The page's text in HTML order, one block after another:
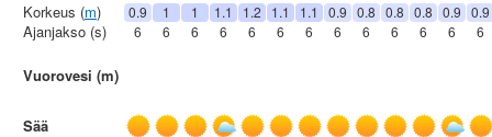
0.9 1 1 1.1 1.2 1.1 1.1 0.9 0.8 0.8 0.8 0.9 0.9
6
6 6 6 6 6 6 6 6 6 6 6 6
Korkeus (m)
Ajanjakso (s)
Vuorovesi (m)
Sää